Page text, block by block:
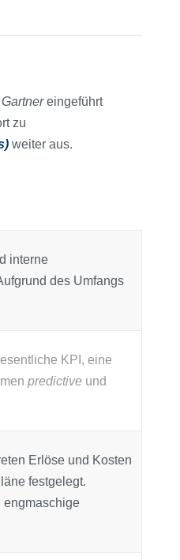
Gartnereingeführt
zu
weiter aus.
interne
des Umfangs
KPI, eine
predictive und
Erlöse und Kosten
festgelegt.
engmaschige